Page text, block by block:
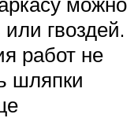
гвоздей.
работ не
шляпки